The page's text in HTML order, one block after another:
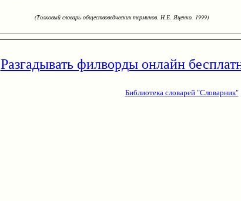
(Толковый словарь обществоведческих терминов. Н.Е. Яценко. 1999)
Разгадывать филворды онлайн
Библиотека словарей "Словарник"